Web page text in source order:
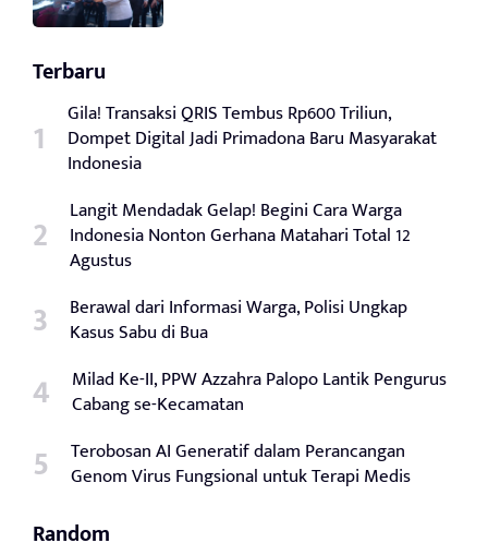
Terbaru
Gila! Transaksi QRIS Tembus Rp600 Triliun,
Dompet Digital Jadi Primadona Baru Masyarakat
Indonesia
Langit Mendadak Gelap! Begini Cara Warga
Indonesia Nonton Gerhana Matahari Total 12
Agustus
Berawal dari Informasi Warga, Polisi Ungkap
Kasus Sabu di Bua
Milad Ke-II, PPW Azzahra Palopo Lantik Pengurus
Cabang se-Kecamatan
Terobosan AI Generatif dalam Perancangan
Genom Virus Fungsional untuk Terapi Medis
Random